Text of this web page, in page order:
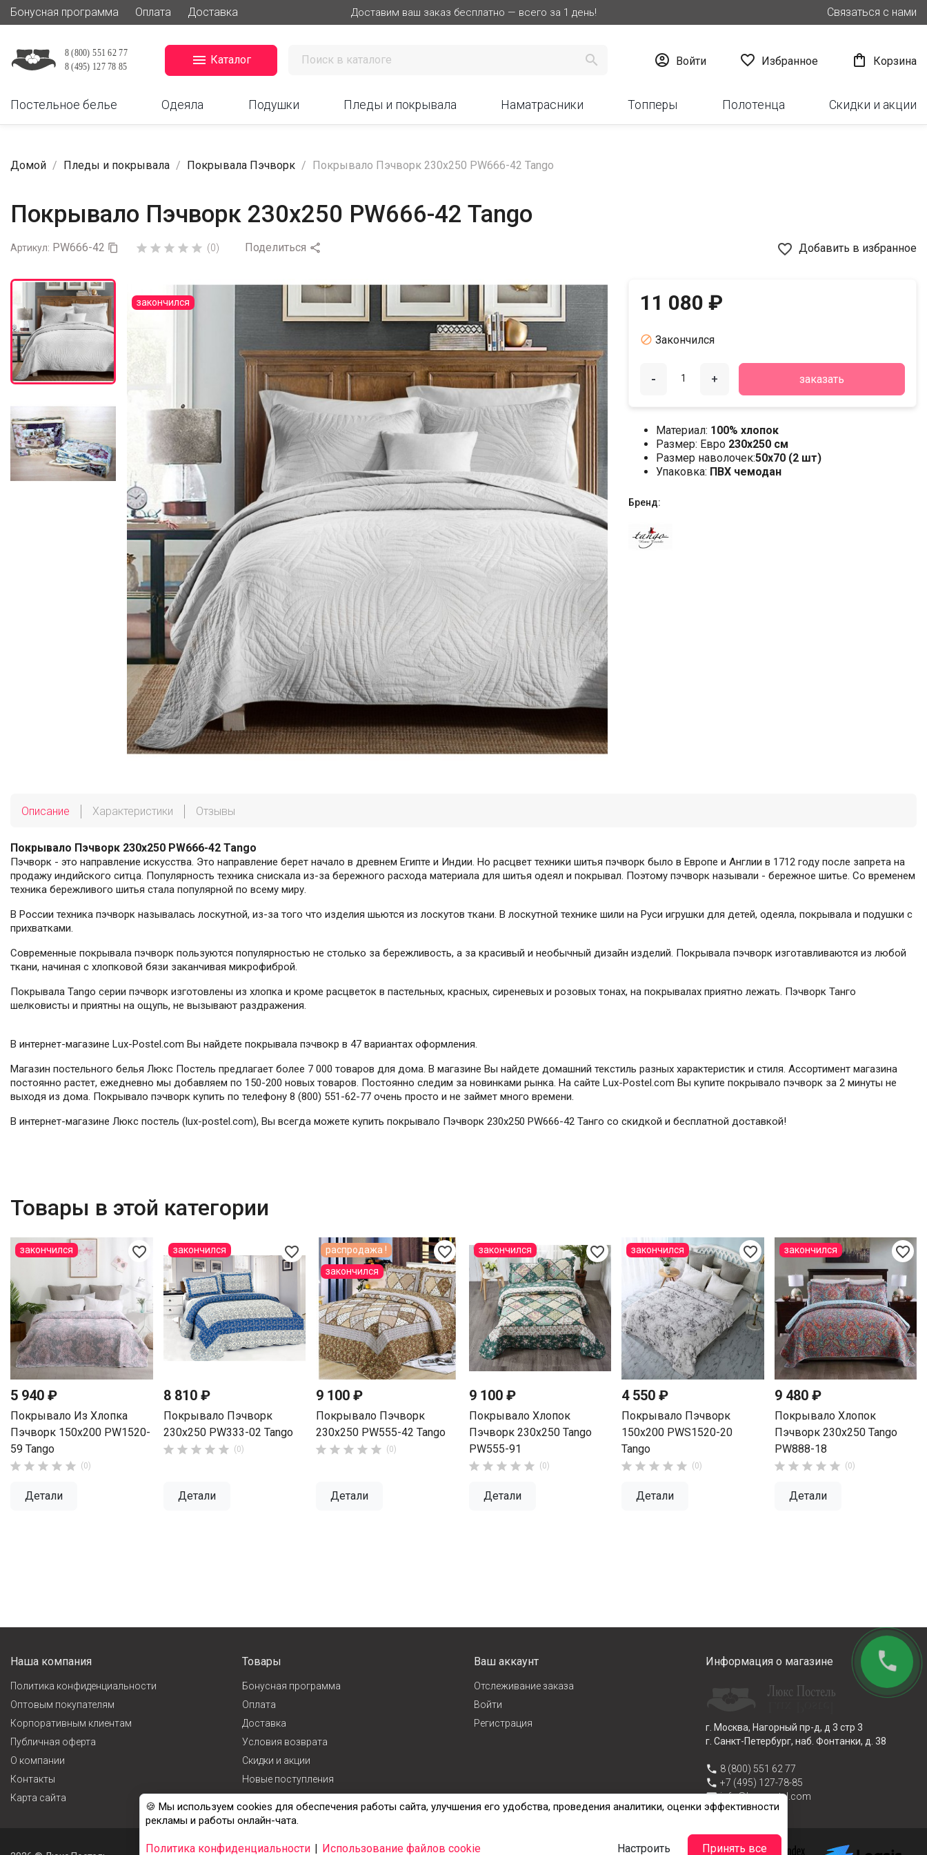
Бонусная программа Оплата Доставка Доставим ваш заказ бесплатно — всего за 1 день! Связаться с нами
 Каталог   Войти  Избранное  Корзина
Постельное белье Одеяла Подушки Пледы и покрывала Наматрасники Топперы Полотенца Скидки и акции
Домой Пледы и покрывала Покрывала Пэчворк Покрывало Пэчворк 230х250 PW666-42 Tango
Покрывало Пэчворк 230х250 PW666-42 Tango
Артикул: PW666-42       (0) Поделиться  favorite_border Добавить в избранное
закончился 11 080 ₽
 Закончился
- + заказать
Материал: 100% хлопок
Размер: Евро 230х250 см
Размер наволочек:50x70 (2 шт)
Упаковка: ПВХ чемодан
Бренд:
Описание Характеристики Отзывы
Покрывало Пэчворк 230х250 PW666-42 Tango
Пэчворк - это направление искусства. Это направление берет начало в древнем Египте и Индии. Но расцвет техники шитья пэчворк было в Европе и Англии в 1712 году после запрета на
продажу индийского ситца. Популярность техника снискала из-за бережного расхода материала для шитья одеял и покрывал. Поэтому пэчворк называли - бережное шитье. Со временем
техника бережливого шитья стала популярной по всему миру.
В России техника пэчворк называлась лоскутной, из-за того что изделия шьются из лоскутов ткани. В лоскутной технике шили на Руси игрушки для детей, одеяла, покрывала и подушки с
прихватками.
Современные покрывала пэчворк пользуются популярностью не столько за бережливость, а за красивый и необычный дизайн изделий. Покрывала пэчворк изготавливаются из любой
ткани, начиная с хлопковой бязи заканчивая микрофиброй.
Покрывала Tango серии пэчворк изготовлены из хлопка и кроме расцветок в пастельных, красных, сиреневых и розовых тонах, на покрывалах приятно лежать. Пэчворк Танго
шелковисты и приятны на ощупь, не вызывают раздражения.
В интернет-магазине Lux-Postel.com Вы найдете покрывала пэчвокр в 47 вариантах оформления.
Магазин постельного белья Люкс Постель предлагает более 7 000 товаров для дома. В магазине Вы найдете домашний текстиль разных характеристик и стиля. Ассортимент магазина
постоянно растет, ежедневно мы добавляем по 150-200 новых товаров. Постоянно следим за новинками рынка. На сайте Lux-Postel.com Вы купите покрывало пэчворк за 2 минуты не
выходя из дома. Покрывало пэчворк купить по телефону 8 (800) 551-62-77 очень просто и не займет много времени.
В интернет-магазине Люкс постель (lux-postel.com), Вы всегда можете купить покрывало Пэчворк 230х250 PW666-42 Танго со скидкой и бесплатной доставкой!
Товары в этой категории
favorite_border
5 940 ₽
Покрывало Из Хлопка
Пэчворк 150х200 PW1520-
59 Tango
     (0)
Детали
закончился favorite_border
8 810 ₽
Покрывало Пэчворк
230х250 PW333-02 Tango
     (0)
Детали
закончился favorite_border
9 100 ₽
Покрывало Пэчворк
230х250 PW555-42 Tango
     (0)
Детали
распродажа !
закончился
favorite_border
9 100 ₽
Покрывало Хлопок
Пэчворк 230х250 Tango
PW555-91
     (0)
Детали
закончился favorite_border
4 550 ₽
Покрывало Пэчворк
150х200 PWS1520-20
Tango
     (0)
Детали
закончился favorite_border
9 480 ₽
Покрывало Хлопок
Пэчворк 230х250 Tango
PW888-18
     (0)
Детали
закончился
Наша компания
Политика конфиденциальности
Оптовым покупателям
Корпоративным клиентам
Публичная оферта
О компании
Контакты
Карта сайта
Товары
Бонусная программа
Оплата
Доставка
Условия возврата
Cкидки и акции
Новые поступления
Лидеры продаж
Ваш аккаунт
Отслеживание заказа
Войти
Регистрация
Информация о магазине
г. Москва, Нагорный пр-д, д 3 стр 3
г. Санкт-Петербург, наб. Фонтанки, д. 38
phone 8 (800) 551 62 77
phone +7 (495) 127-78-85
emailinfo@lux-postel.com
🍪 Мы используем cookies для обеспечения работы сайта, улучшения его удобства, проведения аналитики, оценки эффективности
рекламы и работы онлайн-чата.
Политика конфиденциальности | Использование файлов cookie Настроить Принять все
phone